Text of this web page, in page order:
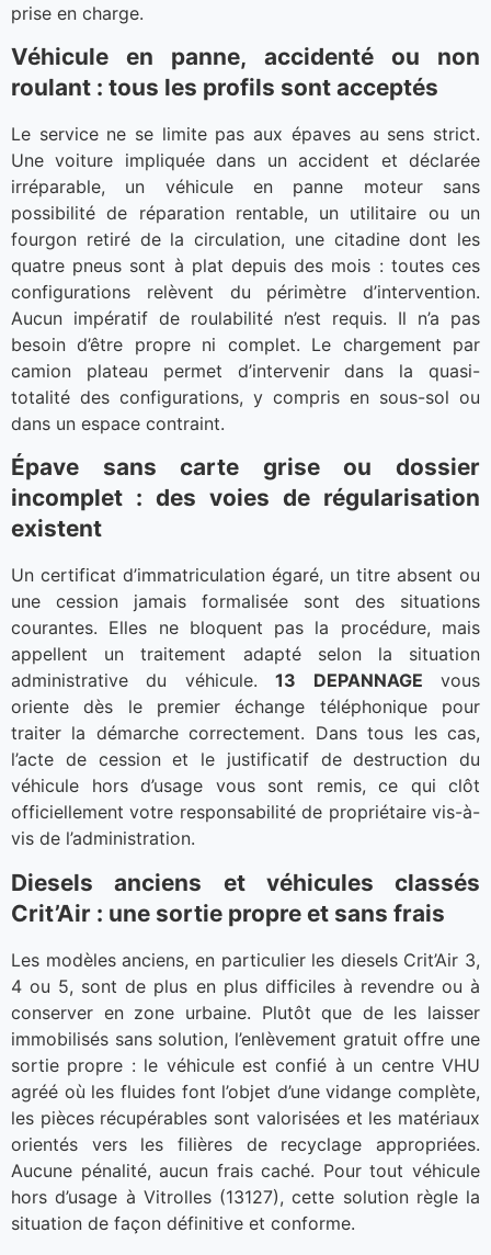
prise en charge.
Véhicule en panne, accidenté ou non
roulant : tous les profils sont acceptés
Le service ne se limite pas aux épaves au sens strict.
Une voiture impliquée dans un accident et déclarée
irréparable, un véhicule en panne moteur sans
possibilité de réparation rentable, un utilitaire ou un
fourgon retiré de la circulation, une citadine dont les
quatre pneus sont à plat depuis des mois : toutes ces
configurations relèvent du périmètre d’intervention.
Aucun impératif de roulabilité n’est requis. Il n’a pas
besoin d’être propre ni complet. Le chargement par
camion plateau permet d’intervenir dans la quasi-
totalité des configurations, y compris en sous-sol ou
dans un espace contraint.
Épave sans carte grise ou dossier
incomplet : des voies de régularisation
existent
Un certificat d’immatriculation égaré, un titre absent ou
une cession jamais formalisée sont des situations
courantes. Elles ne bloquent pas la procédure, mais
appellent un traitement adapté selon la situation
administrative du véhicule.13 DEPANNAGE vous
oriente dès le premier échange téléphonique pour
traiter la démarche correctement. Dans tous les cas,
l’acte de cession et le justificatif de destruction du
véhicule hors d’usage vous sont remis, ce qui clôt
officiellement votre responsabilité de propriétaire vis-à-
vis de l’administration.
Diesels anciens et véhicules classés
Crit’Air : une sortie propre et sans frais
Les modèles anciens, en particulier les diesels Crit’Air 3,
4 ou 5, sont de plus en plus difficiles à revendre ou à
conserver en zone urbaine. Plutôt que de les laisser
immobilisés sans solution, l’enlèvement gratuit offre une
sortie propre : le véhicule est confié à un centre VHU
agréé où les fluides font l’objet d’une vidange complète,
les pièces récupérables sont valorisées et les matériaux
orientés vers les filières de recyclage appropriées.
Aucune pénalité, aucun frais caché. Pour tout véhicule
hors d’usage à Vitrolles (13127), cette solution règle la
situation de façon définitive et conforme.